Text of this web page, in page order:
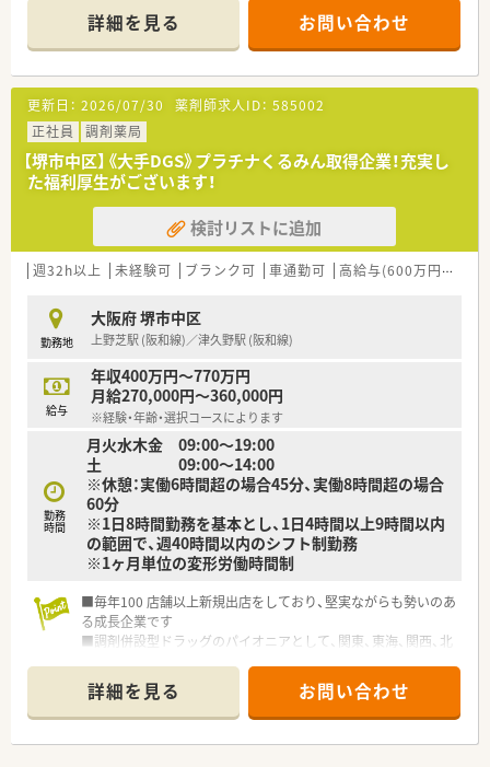
■研修制度は様々なプランがあり、集合研修だけでなく任意で受
講可能な研修も幅広く用意されています
■店舗で活躍する従業員、社外で活躍する従業員、将来経営幹部
となる従業員など、薬剤師として様々な活躍ができるフィールド
を用意されています
■総合薬剤師・調剤薬剤師（土日休み・19時までの勤務）どちらか
の働き方を選択できます
■調剤併設型だけでなく「医療モール・クリニック併設店舗」「敷
地内薬局」「訪問調剤特化型店舗」など様々な店舗を運営してい
ます
■在宅医療にも積極的取り組んでおり「訪問調剤特化型店舗」を
50店舗以上、無菌調剤室は業界最多の51店舗設置しています
■「プラチナくるみん認定企業」「健康経営優良法人2023（大規模
法人部門）認定」等を取得し一人ひとりが働きやすい環境が整備
■充実した研修制度、人事制度、評価制度、キャリア支援制度等
があるのも特徴です
詳細を見る お問い合わせ
更新日： 2026/07/30 薬剤師求人ID： 585002
正社員
調剤薬局
【堺市中区】《大手DGS》プラチナくるみん取得企業！充実し
た福利厚生がございます！
検討リストに追加
週32h以上 未経験可 ブランク可 車通勤可 高給与(600万円以上)
勤務地
大阪府 堺市中区
上野芝駅 (阪和線)／津久野駅 (阪和線)
給与
年収400万円～770万円
月給270,000円～360,000円
※経験・年齢・選択コースによります
勤務
時間
月火水木金 09:00〜19:00
土 09:00〜14:00
※休憩：実働6時間超の場合45分、実働8時間超の場合
60分
※1日8時間勤務を基本とし、1日4時間以上9時間以内
の範囲で、週40時間以内のシフト制勤務
※1ヶ月単位の変形労働時間制
■毎年100 店舗以上新規出店をしており、堅実ながらも勢いのあ
る成長企業です
■調剤併設型ドラッグのパイオニアとして、関東、東海、関西、北
■研修制度は様々なプランがあり、集合研修だけでなく任意で受
講可能な研修も幅広く用意されています
■店舗で活躍する従業員、社外で活躍する従業員、将来経営幹部
となる従業員など、薬剤師として様々な活躍ができるフィールド
詳細を見る お問い合わせ